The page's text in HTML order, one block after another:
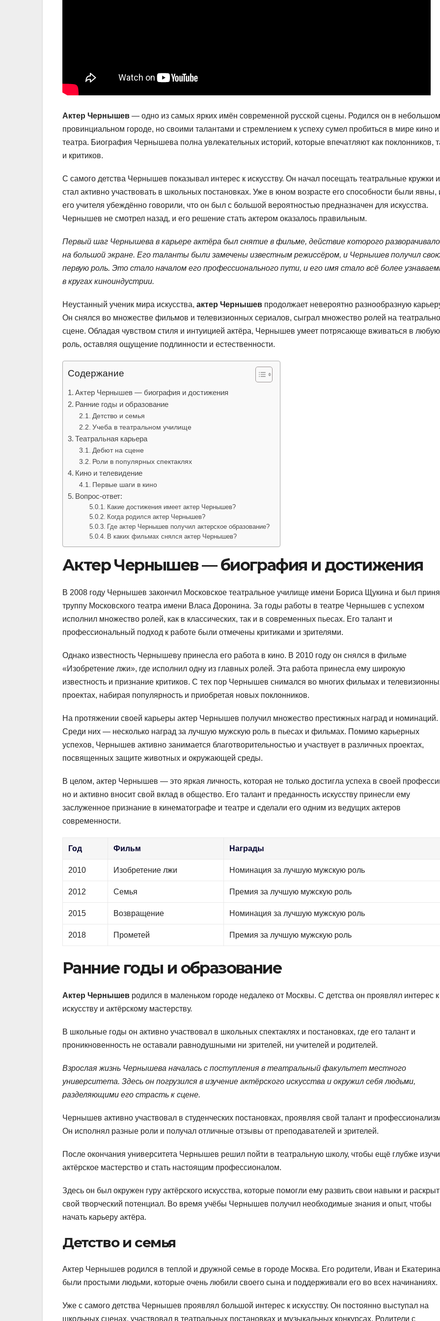
Актер Чернышев — одно из самых ярких имён современной русской сцены. Родился он в небольшом
провинциальном городе, но своими талантами и стремлением к успеху сумел пробиться в мире кино и
театра. Биография Чернышева полна увлекательных историй, которые впечатляют как поклонников,
и критиков.
С самого детства Чернышев показывал интерес к искусству. Он начал посещать театральные кружки и
стал активно участвовать в школьных постановках. Уже в юном возрасте его способности были явны,
его учителя убеждённо говорили, что он был с большой вероятностью предназначен для искусства.
Чернышев не смотрел назад, и его решение стать актером оказалось правильным.
Первый шаг Чернышева в карьере актёра был снятие в фильме, действие которого
на большой экране. Его таланты были замечены известным режиссёром, и Чернышев получил
первую роль. Это стало началом его профессионального пути, и его имя стало всё более
в кругах киноиндустрии.
Неустанный ученик мира искусства, актер Чернышев продолжает невероятно разнообразную
Он снялся во множестве фильмов и телевизионных сериалов, сыграл множество ролей на
сцене. Обладая чувством стиля и интуицией актёра, Чернышев умеет потрясающе вживаться в любую
роль, оставляя ощущение подлинности и естественности.
Содержание
Актер Чернышев — биография и достижения
Ранние годы и образование
Детство и семья
Учеба в театральном училище
Театральная карьера
Дебют на сцене
Роли в популярных спектаклях
Кино и телевидение
Первые шаги в кино
Вопрос-ответ:
Какие достижения имеет актер Чернышев?
Когда родился актер Чернышев?
Где актер Чернышев получил актерское образование?
В каких фильмах снялся актер Чернышев?
Актер Чернышев — биография и достижения
В 2008 году Чернышев закончил Московское театральное училище имени Бориса Щукина и был
труппу Московского театра имени Власа Доронина. За годы работы в театре Чернышев с успехом
исполнил множество ролей, как в классических, так и в современных пьесах. Его талант и
профессиональный подход к работе были отмечены критиками и зрителями.
Однако известность Чернышеву принесла его работа в кино. В 2010 году он снялся в фильме
«Изобретение лжи», где исполнил одну из главных ролей. Эта работа принесла ему широкую
известность и признание критиков. С тех пор Чернышев снимался во многих фильмах и
проектах, набирая популярность и приобретая новых поклонников.
На протяжении своей карьеры актер Чернышев получил множество престижных наград и номинаций.
Среди них — несколько наград за лучшую мужскую роль в пьесах и фильмах. Помимо карьерных
успехов, Чернышев активно занимается благотворительностью и участвует в различных проектах,
посвященных защите животных и окружающей среды.
В целом, актер Чернышев — это яркая личность, которая не только достигла успеха в своей
но и активно вносит свой вклад в общество. Его талант и преданность искусству принесли ему
заслуженное признание в кинематографе и театре и сделали его одним из ведущих актеров
современности.
Год Фильм Награды
2010 Изобретение лжи Номинация за лучшую мужскую роль
2012 Семья Премия за лучшую мужскую роль
2015 Возвращение Номинация за лучшую мужскую роль
2018 Прометей Премия за лучшую мужскую роль
Ранние годы и образование
Актер Чернышев родился в маленьком городе недалеко от Москвы. С детства он проявлял интерес к
искусству и актёрскому мастерству.
В школьные годы он активно участвовал в школьных спектаклях и постановках, где его талант и
проникновенность не оставали равнодушными ни зрителей, ни учителей и родителей.
Взрослая жизнь Чернышева началась с поступления в театральный факультет местного
университета. Здесь он погрузился в изучение актёрского искусства и окружил себя людьми,
разделяющими его страсть к сцене.
Чернышев активно участвовал в студенческих постановках, проявляя свой талант и
Он исполнял разные роли и получал отличные отзывы от преподавателей и зрителей.
После окончания университета Чернышев решил пойти в театральную школу, чтобы ещё глубже
актёрское мастерство и стать настоящим профессионалом.
Здесь он был окружен гуру актёрского искусства, которые помогли ему развить свои навыки и
свой творческий потенциал. Во время учёбы Чернышев получил необходимые знания и опыт, чтобы
начать карьеру актёра.
Детство и семья
Актер Чернышев родился в теплой и дружной семье в городе Москва. Его родители, Иван и
были простыми людьми, которые очень любили своего сына и поддерживали его во всех начинаниях.
Уже с самого детства Чернышев проявлял большой интерес к искусству. Он постоянно выступал на
школьных сценах, участвовал в театральных постановках и музыкальных конкурсах. Родители с